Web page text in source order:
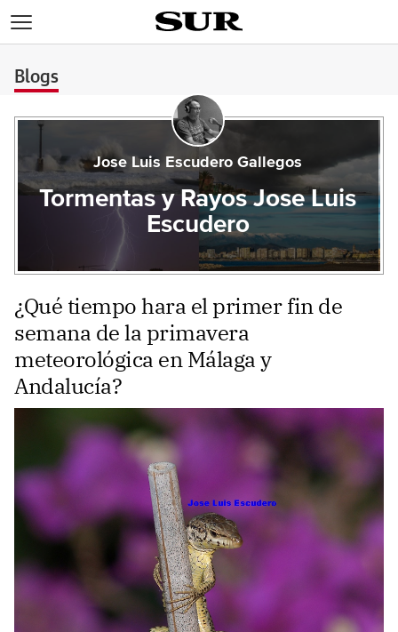
Blogs
Jose Luis Escudero Gallegos
Tormentas y Rayos Jose Luis
Escudero
¿Qué tiempo hara el primer fin de
semana de la primavera
meteorológica en Málaga y
Andalucía?